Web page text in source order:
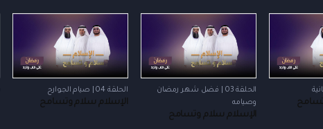
الحلقة 03 | فضل شهر رمضان
وصيامه
الإسلام سلام وتسامح
الحلقة 04 | صيام الجوارح
الإسلام سلام وتسامح